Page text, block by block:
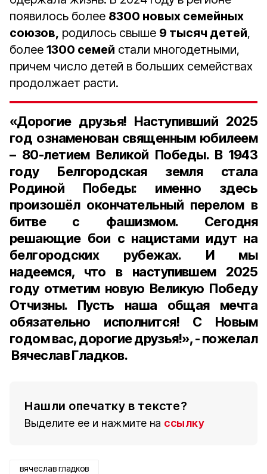
появилось более 8300 новых семейных
союзов, родилось свыше 9 тысяч детей,
более 1300 семей стали многодетными,
причем число детей в больших семействах
продолжает расти.
«Дорогие друзья! Наступивший 2025
год ознаменован священным юбилеем
– 80-летием Великой Победы. В 1943
году Белгородская земля стала
Родиной Победы: именно здесь
произошёл окончательный перелом в
битве с фашизмом. Сегодня
решающие бои с нацистами идут на
белгородских рубежах. И мы
надеемся, что в наступившем 2025
году отметим новую Великую Победу
Отчизны. Пусть наша общая мечта
обязательно исполнится! С Новым
годом вас, дорогие друзья!», - пожелал
Вячеслав Гладков.
Нашли опечатку в тексте?
Выделите ее и нажмите на ссылку
вячеслав гладков